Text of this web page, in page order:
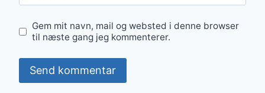
Gem mit navn, mail og websted i denne browser
til næste gang jeg kommenterer.